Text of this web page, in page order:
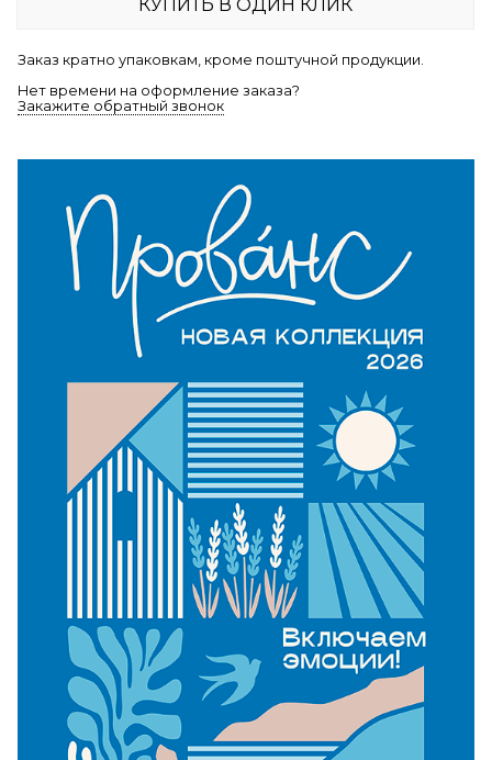
КУПИТЬ В ОДИН КЛИК
Заказ кратно упаковкам, кроме поштучной продукции.
Нет времени на оформление заказа?
Закажите обратный звонок